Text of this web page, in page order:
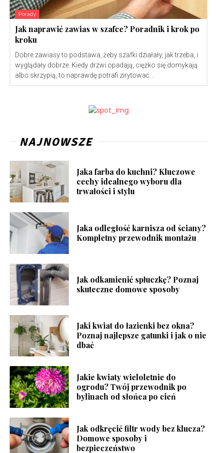
Porady
Jak naprawić zawias w szafce? Poradnik i krok po
kroku
Dobre zawiasy to podstawa, żeby szafki działały, jak trzeba, i
wyglądały dobrze. Kiedy drzwi opadają, ciężko się domykają
albo skrzypią, to naprawdę potrafi zirytować....
NAJNOWSZE
Jaka farba do kuchni? Kluczowe
cechy idealnego wyboru dla
trwałości i stylu
Jaka odległość karnisza od ściany?
Kompletny przewodnik montażu
Jak odkamienić spłuczkę? Poznaj
skuteczne domowe sposoby
Jaki kwiat do łazienki bez okna?
Poznaj najlepsze gatunki i jak o nie
dbać
Jakie kwiaty wieloletnie do
ogrodu? Twój przewodnik po
bylinach od słońca po cień
Jak odkręcić filtr wody bez klucza?
Domowe sposoby i
bezpieczeństwo